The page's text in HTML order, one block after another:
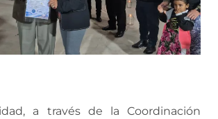
a través de la Coordinación